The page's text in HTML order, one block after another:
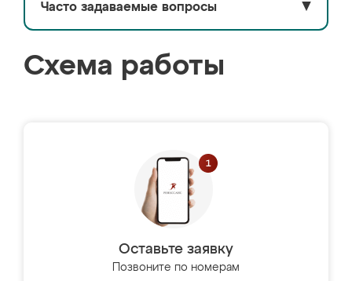
Часто задаваемые вопросы ▼
Схема работы
Оставьте заявку
Позвоните по номерам